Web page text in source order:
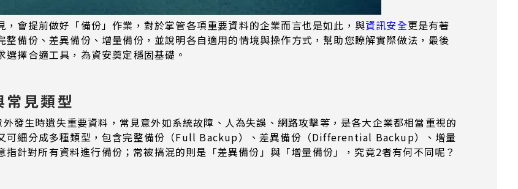
會提前做好「備份」作業，對於掌管各項重要資料的企業而言也是如此，與資訊安全更是有著
備份、差異備份、增量備份，並說明各自適用的情境與操作方式，幫助您瞭解實際做法，最後
擇合適工具，為資安奠定穩固基礎。
見類型
發生時遺失重要資料，常見意外如系統故障、人為失誤、網路攻擊等，是各大企業都相當重視的
可細分成多種類型，包含完整備份（Full Backup）、差異備份（Differential Backup）、增量
針對所有資料進行備份；常被搞混的則是「差異備份」與「增量備份」，究竟2者有何不同呢？